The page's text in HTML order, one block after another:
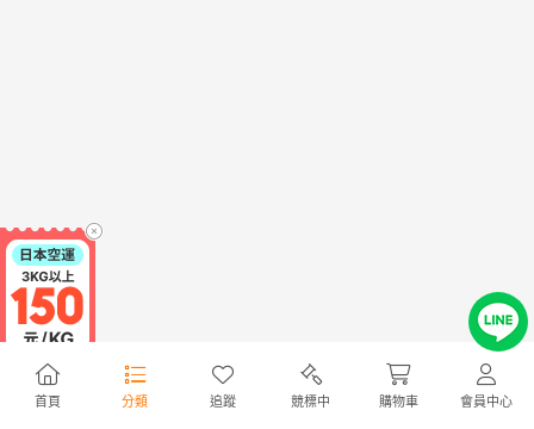
首頁 分類 追蹤 競標中 購物車 會員中心